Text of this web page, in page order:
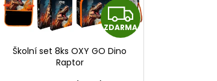
Z
D
ZDARMA
Školní set 8ks OXY GO Dino
Raptor